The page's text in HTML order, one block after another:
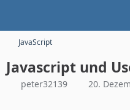
JavaScript
Javascript und
peter32139 20.